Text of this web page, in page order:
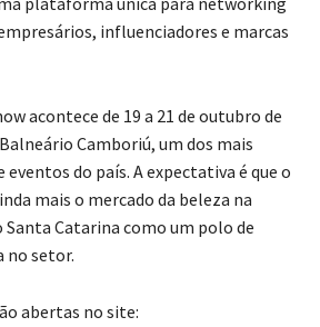
influenciadores e marcas
acontece de 19 a 21 de outubro de
Camboriú, um dos mais
do país. A expectativa é que o
mais o mercado da beleza na
Catarina como um polo de
no setor.
abertas no site: